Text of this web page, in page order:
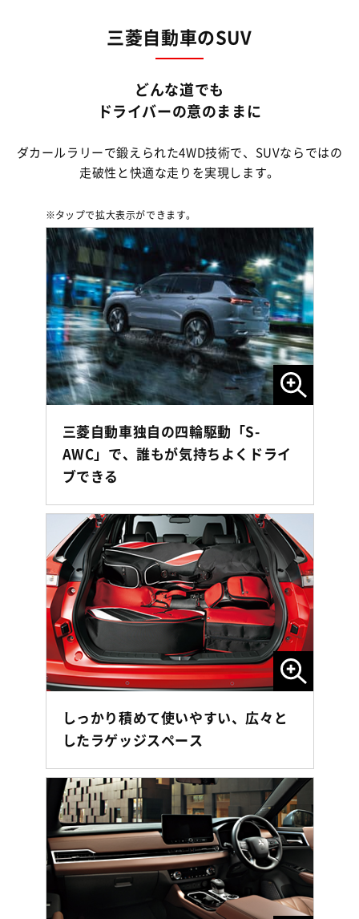
三菱自動車のSUV
どんな道でも
ドライバーの意のままに
ダカールラリーで鍛えられた4WD技術で、SUVならではの
走破性と快適な走りを実現します。
タップで拡大表示ができます。
三菱自動車独自の四輪駆動「S-
AWC」で、誰もが気持ちよくドライ
ブできる
しっかり積めて使いやすい、広々と
したラゲッジスペース